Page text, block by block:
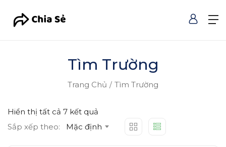
Tìm Trường
Trang Chủ Tìm Trường
Hiển thị tất cả 7 kết quả
Sắp xếp theo:
Mặc định